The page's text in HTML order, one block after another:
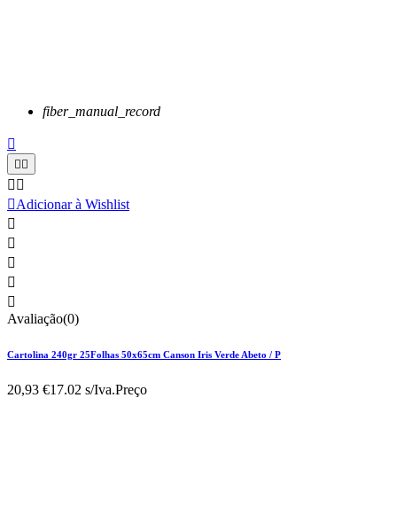
fiber_manual_record

 
 
Adicionar à Wishlist





Avaliação(0)
Cartolina 240gr 25Folhas 50x65cm Canson Iris Verde Abeto / P
20,93 €17.02 s/Iva.Preço